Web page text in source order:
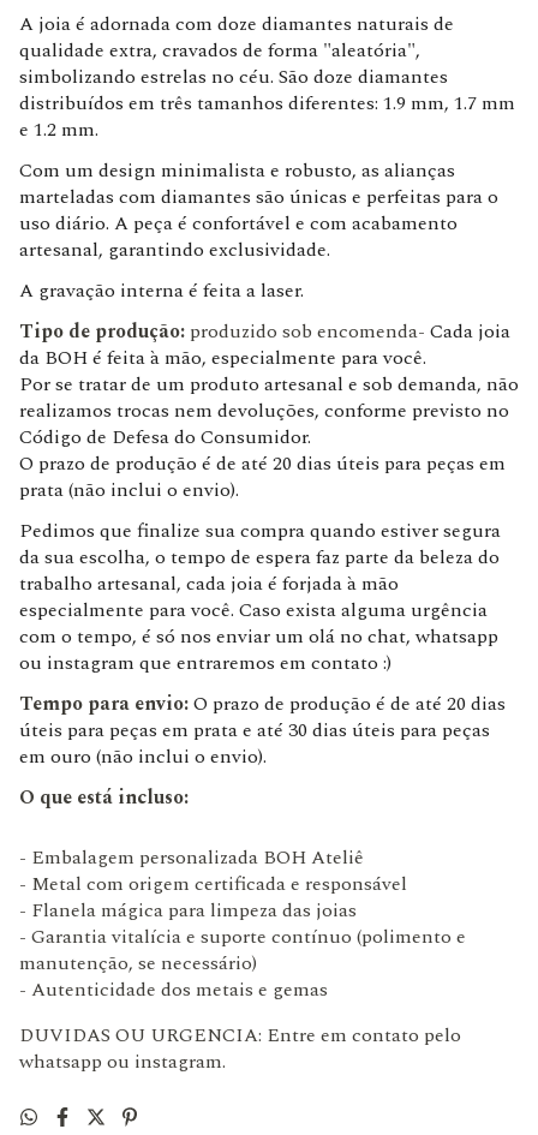
A joia é adornada com doze diamantes naturais de
qualidade extra, cravados de forma "aleatória",
simbolizando estrelas no céu. São doze diamantes
distribuídos em três tamanhos diferentes: 1.9 mm, 1.7 mm
e 1.2 mm.
Com um design minimalista e robusto, as alianças
marteladas com diamantes são únicas e perfeitas para o
uso diário. A peça é confortável e com acabamento
artesanal, garantindo exclusividade.
A gravação interna é feita a laser.
Tipo de produção: produzido sob encomenda- Cada joia
da BOH é feita à mão, especialmente para você.
Por se tratar de um produto artesanal e sob demanda, não
realizamos trocas nem devoluções, conforme previsto no
Código de Defesa do Consumidor.
O prazo de produção é de até 20 dias úteis para peças em
prata (não inclui o envio).
Pedimos que finalize sua compra quando estiver segura
da sua escolha, o tempo de espera faz parte da beleza do
trabalho artesanal, cada joia é forjada à mão
especialmente para você. Caso exista alguma urgência
com o tempo, é só nos enviar um olá no chat, whatsapp
ou instagram que entraremos em contato :)
Tempo para envio:O prazo de produção é de até 20 dias
úteis para peças em prata e até 30 dias úteis para peças
em ouro (não inclui o envio).
O que está incluso:
- Embalagem personalizada BOH Ateliê
- Metal com origem certificada e responsável
- Flanela mágica para limpeza das joias
- Garantia vitalícia e suporte contínuo (polimento e
manutenção, se necessário)
- Autenticidade dos metais e gemas
DUVIDAS OU URGENCIA: Entre em contato pelo
whatsapp ou instagram.